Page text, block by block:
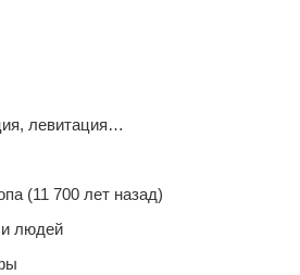
левитация…
(11 700 лет назад)
людей